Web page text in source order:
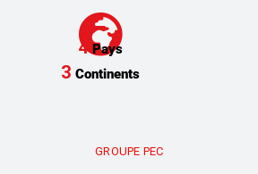
4Pays
3 Continents
GROUPE PEC